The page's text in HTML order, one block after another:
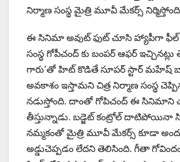
నిర్మాణ సంస్థ మైత్రి మూవీ మేకర్స్
ఈ సినిమా అవుట్ ఫుట్ చూసి హ్యాపీగా
సంస్థ గోపీచంద్ కు బంపర్ ఆఫర్ ఇచ్చినట్లు
గారు’తో హిట్ కొడితే సూపర్ స్టార్ మహేష్
అవకాశం ఇస్తామని చిత్ర నిర్మాణ సంస్థ
నడుస్తోంది. దాంతో గోపిచంద్ ఈ
తీస్తున్నాడు. బడ్జెట్ కంట్రోల్
నమ్మకంతో మైత్రి మూవీ మేకర్స్ కూడా
అడ్డుచెప్పడం లేదని తెలిసింది. గీతా